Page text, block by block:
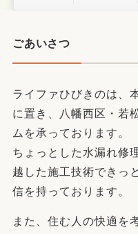
ごあいさつ
ライファひびきのは、
に置き、八幡西区・若
ムを承っております。
ちょっとした水漏れ修
越した施工技術できっ
信を持っております。
また、住む人の快適を